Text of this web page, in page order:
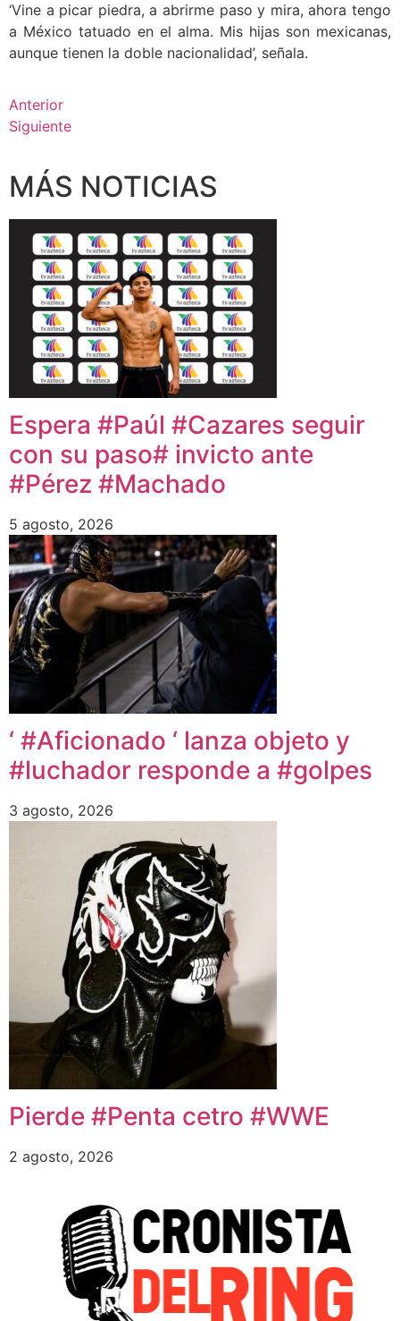
‘Vine a picar piedra, a abrirme paso y mira, ahora tengo
a México tatuado en el alma. Mis hijas son mexicanas,
aunque tienen la doble nacionalidad’, señala.
Anterior
Siguiente
MÁS NOTICIAS
Espera #Paúl #Cazares seguir
con su paso# invicto ante
#Pérez #Machado
5 agosto, 2026
‘ #Aficionado ‘ lanza objeto y
#luchador responde a #golpes
3 agosto, 2026
Pierde #Penta cetro #WWE
2 agosto, 2026